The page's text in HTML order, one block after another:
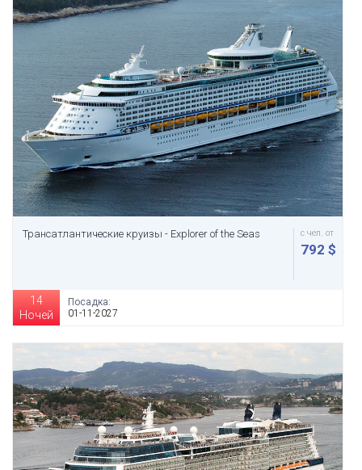
Трансатлантические круизы - Explorer of the Seas с чел. от
792 $
14
Ночей
Посадка:
01-11-2027